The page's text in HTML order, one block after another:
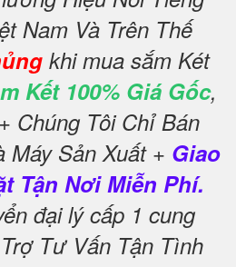
Nam Và Trên Thế
khi mua sắm Két
Kết 100% Giá Gốc,
Chúng Tôi Chỉ Bán
Máy Sản Xuất + Giao
Tận Nơi Miễn Phí.
đại lý cấp 1 cung
Tư Vấn Tận Tình